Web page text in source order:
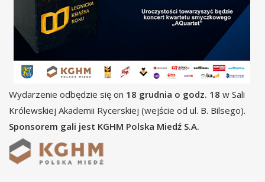
Wydarzenie odbędzie się on 18 grudnia o godz. 18 w Sali
Królewskiej Akademii Rycerskiej (wejście od ul. B. Bilsego).
Sponsorem gali jest KGHM Polska Miedź S.A.